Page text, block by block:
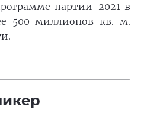
партии-2021 в
500 миллионов кв. м.